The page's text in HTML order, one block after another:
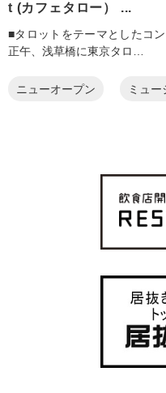
t (カフェタロー） ...
■タロットをテーマとしたコ
正午、浅草橋に東京タロ…
ニューオープン ミュー